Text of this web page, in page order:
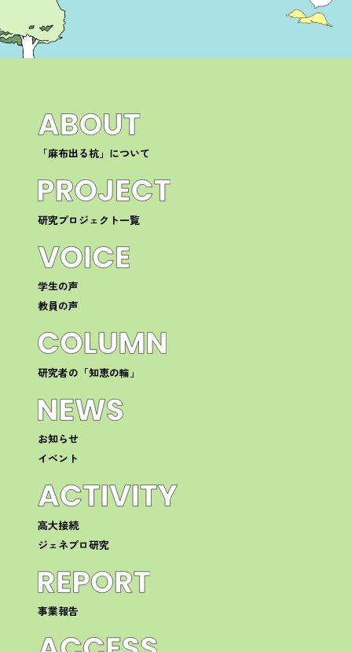
「麻布出る杭」について
研究プロジェクト一覧
学生の声
教員の声
研究者の「知恵の輪」
お知らせ
イベント
高大接続
ジェネプロ研究
事業報告